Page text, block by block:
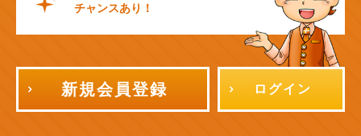
チャンスあり！
新規会員登録 ログイン